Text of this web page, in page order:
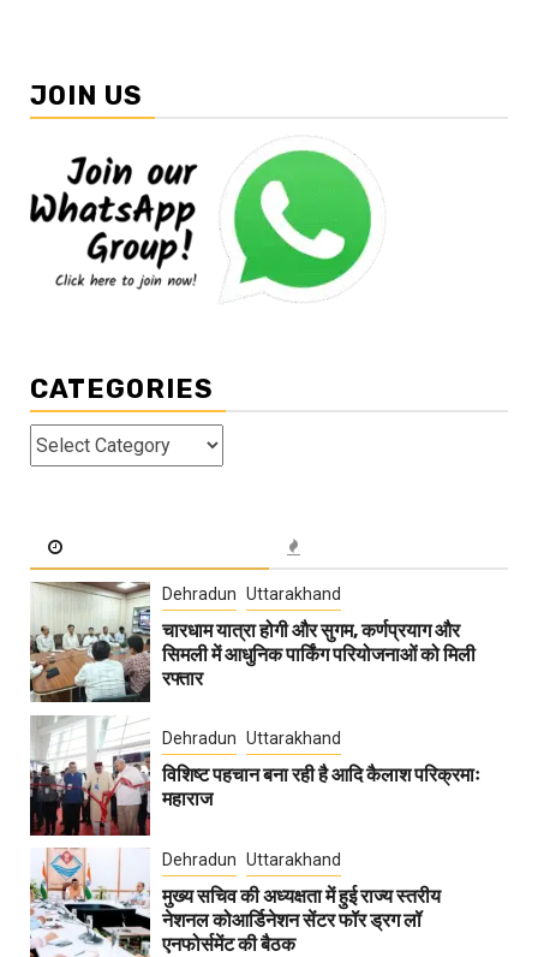
JOIN US
CATEGORIES
Categories
Dehradun Uttarakhand
चारधाम यात्रा होगी और सुगम, कर्णप्रयाग और
सिमली में आधुनिक पार्किंग परियोजनाओं को मिली
रफ्तार
Dehradun Uttarakhand
विशिष्ट पहचान बना रही है आदि कैलाश परिक्रमाः
महाराज
Dehradun Uttarakhand
मुख्य सचिव की अध्यक्षता में हुई राज्य स्तरीय
नेशनल कोआर्डिनेशन सेंटर फॉर ड्रग लॉ
एनफोर्समेंट की बैठक